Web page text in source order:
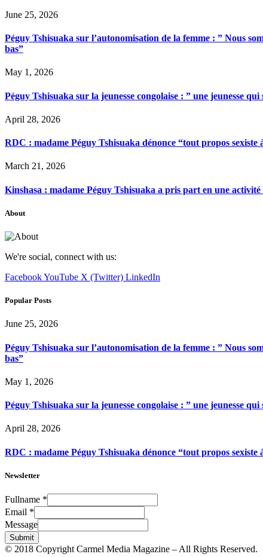
June 25, 2026
Péguy Tshisuaka sur l’autonomisation de la femme : ” Nous
bas”
May 1, 2026
Péguy Tshisuaka sur la jeunesse congolaise : ” une jeunesse
April 28, 2026
RDC : madame Péguy Tshisuaka dénonce “tout propos
March 21, 2026
Kinshasa : madame Péguy Tshisuaka a pris part en une
About
We're social, connect with us:
FacebookYouTube X (Twitter) LinkedIn
Popular Posts
June 25, 2026
Péguy Tshisuaka sur l’autonomisation de la femme : ” Nous
bas”
May 1, 2026
Péguy Tshisuaka sur la jeunesse congolaise : ” une jeunesse
April 28, 2026
RDC : madame Péguy Tshisuaka dénonce “tout propos
Newsletter
Fullname *
Email *
Message
Submit
© 2018 Copyright Carmel Media Magazine – All Rights Reserved.